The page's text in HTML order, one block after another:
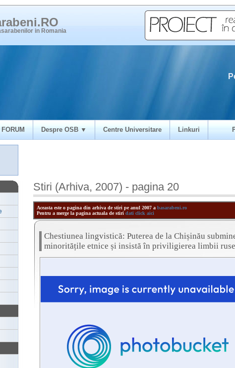
in Romania
FORUM Despre OSB ▼ Centre Universitare Linkuri
Stiri (Arhiva, 2007) - pagina 20
Aceasta este o pagina din arhiva de stiri pe anul 2007 a basarabeni.ro
Pentru a merge la pagina actuala de stiri dati click aici
Chestiunea lingvistică: Puterea de la Chișinău
minoritățile etnice și insistă în priviligierea limbii ruse